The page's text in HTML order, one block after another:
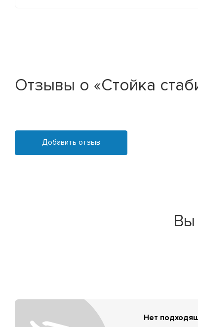
Отзывы о «Стойка
Добавить отзыв
Вы
Нет